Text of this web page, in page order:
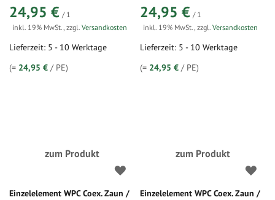
24,95 € / 1
inkl. 19% MwSt., zzgl. Versandkosten
Lieferzeit: 5 - 10 Werktage
(= 24,95 € / PE)
24,95 € / 1
inkl. 19% MwSt.,zzgl.Versandkosten
Lieferzeit: 5 - 10 Werktage
(= 24,95 € / PE)
zum Produkt
Einzelelement WPC Coex. Zaun /
zum Produkt
Einzelelement WPC Coex. Zaun /